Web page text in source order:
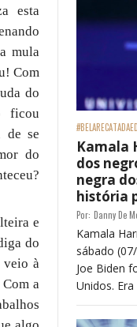
esta
mula
Com
do
ficou
de se
do
e
do
veio à
a
Kamala
dos
negra
história
Por: Danny De
Kamala
sábado
Joe Biden
Unidos. Era